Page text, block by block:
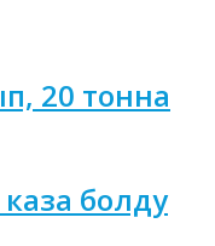
20 тонна
болду